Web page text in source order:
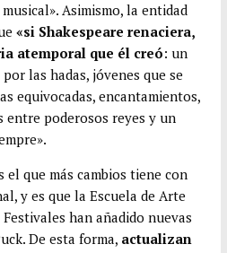
Asimismo, la entidad
«si Shakespeare renaciera,
atemporal que él creó: un
las hadas, jóvenes que se
equivocadas, encantamientos,
entre poderosos reyes y un
que más cambios tiene con
y es que la Escuela de Arte
han añadido nuevas
De esta forma, actualizan